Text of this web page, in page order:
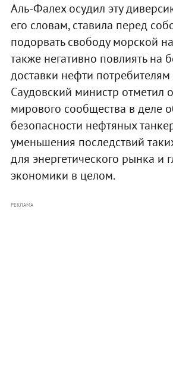
Аль-Фалех осудил эту
его словам, ставила перед
подорвать свободу морской
также негативно повлиять на
доставки нефти
Саудовский министр отметил
мирового сообщества в деле
безопасности нефтяных
уменьшения последствий
для энергетического рынка и
экономики в целом.
РЕКЛАМА